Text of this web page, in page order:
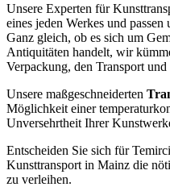
Unsere Experten für
eines jeden Werkes und passen
Ganz gleich, ob es sich um
Antiquitäten handelt, wir
Verpackung, den Transport
Unsere maßgeschneiderten
Möglichkeit einer
Unversehrtheit Ihrer
Entscheiden Sie sich für
Kunsttransport in Mainz die
zu verleihen.